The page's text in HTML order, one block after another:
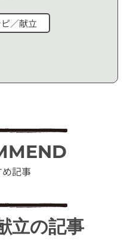
／献立
記事
立の記事